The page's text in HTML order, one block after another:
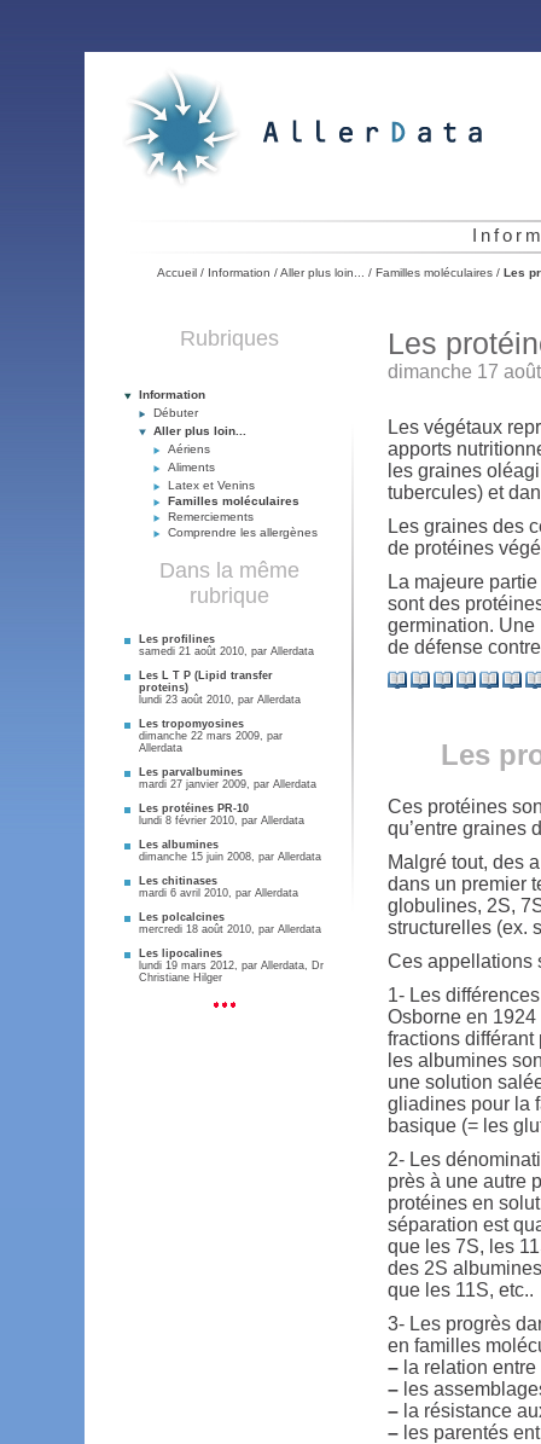
Accueil/ Information /Aller plus loin... / Familles moléculaires/ Les
Les
dimanche 17
Les végétaux
apports
les graines
tubercules) et
Les graines des
de protéines
La majeure
sont des
germination. Une
de défense
Les
Ces protéines
qu’entre graines
Malgré tout, des
dans un premier
globulines, 2S,
structurelles (ex.
Ces appellations
1- Les
Osborne en
fractions
les albumines
une solution
gliadines pour la
basique (= les
2- Les
près à une autre
protéines en
séparation est
que les 7S, les
des 2S
que les 11S, etc..
3- Les progrès
en familles
–la relation entre
–les
–la résistance
–les parentés
Rubriques
Information
Débuter
Aller plus loin...
Aériens
Aliments
Latex et Venins
Familles moléculaires
Remerciements
Comprendre les allergènes
Dans la même
rubrique
Les profilines
samedi 21 août 2010, par Allerdata
Les L T P (Lipid transfer
proteins)
lundi 23 août 2010, par Allerdata
Les tropomyosines
dimanche 22 mars 2009, par
Allerdata
Les parvalbumines
mardi 27 janvier 2009, par Allerdata
Les protéines PR-10
lundi 8 février 2010, par Allerdata
Les albumines
dimanche 15 juin 2008, par Allerdata
Les chitinases
mardi 6 avril 2010, par Allerdata
Les polcalcines
mercredi 18 août 2010, par Allerdata
Les lipocalines
lundi 19 mars 2012, par Allerdata, Dr
Christiane Hilger